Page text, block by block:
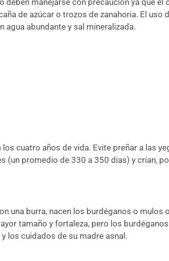
de azúcar o trozos de zanahoria. El uso
abundante y sal mineralizada.
cuatro años de vida. Evite preñar a las
(un promedio de 330 a 350 días) y crían,
una burra, nacen los burdéganos o mulos
tamaño y fortaleza, pero los
los cuidados de su madre asnal.